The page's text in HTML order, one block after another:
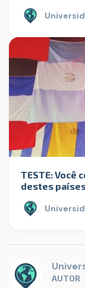
TESTE: Você
destes
AUTOR